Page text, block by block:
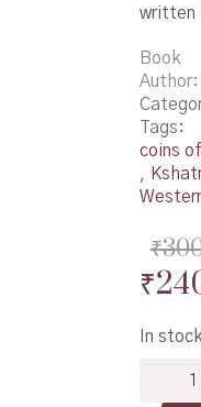
written
Book
Author
Tags:
coins
,
₹
was:
₹
In stock